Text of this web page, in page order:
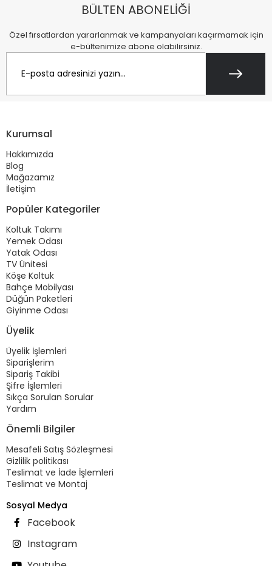
BÜLTEN ABONELİĞİ
Özel fırsatlardan yararlanmak ve kampanyaları kaçırmamak için
e-bültenimize abone olabilirsiniz.
Kurumsal
Hakkımızda
Blog
Mağazamız
İletişim
Popüler Kategoriler
Koltuk Takımı
Yemek Odası
Yatak Odası
TV Ünitesi
Köşe Koltuk
Bahçe Mobilyası
Düğün Paketleri
Giyinme Odası
Üyelik
Üyelik İşlemleri
Siparişlerim
Sipariş Takibi
Şifre İşlemleri
Sıkça Sorulan Sorular
Yardım
Önemli Bilgiler
Mesafeli Satış Sözleşmesi
Gizlilik politikası
Teslimat ve İade İşlemleri
Teslimat ve Montaj
Sosyal Medya
Facebook
Instagram